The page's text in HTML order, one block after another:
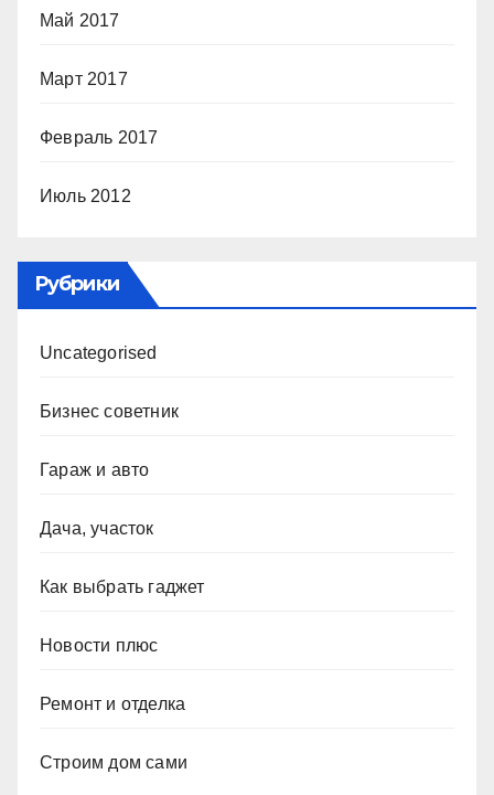
Май 2017
Март 2017
Февраль 2017
Июль 2012
Рубрики
Uncategorised
Бизнес советник
Гараж и авто
Дача, участок
Как выбрать гаджет
Новости плюс
Ремонт и отделка
Строим дом сами